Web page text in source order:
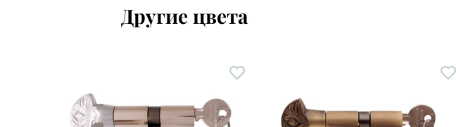
Другие цвета